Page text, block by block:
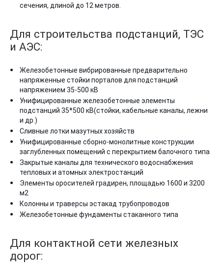
сечения, длиной до 12 метров.
Для строительства подстанций, ТЭС
и АЭС:
Железобетонные вибрированные предварительно
напряженные стойки порталов для подстанций
напряжением 35-500 кВ
Унифицированные железобетонные элементы
подстанций 35*500 кВ(стойки, кабельные каналы, лежни
и др.)
Сливные лотки мазутных хозяйств
Унифицированные сборно-монолитные конструкции
заглубленных помещений с перекрытием балочного типа
Закрытые каналы для технического водоснабжения
тепловых и атомных электростанций
Элементы оросителей градирен, площадью 1600 и 3200
м2
Колонны и траверсы эстакад трубопроводов
Железобетонные фундаменты стаканного типа
Для контактной сети железных
дорог: